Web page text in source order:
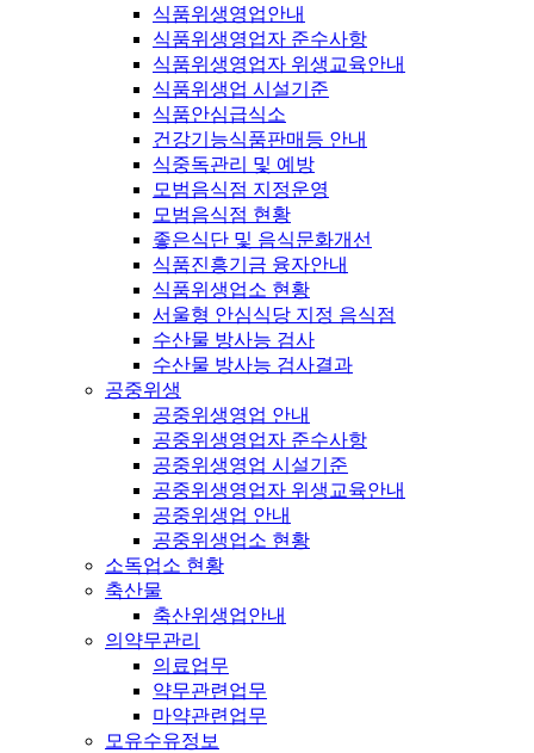
식품위생영업안내
식품위생영업자 준수사항
식품위생영업자 위생교육안내
식품위생업 시설기준
식품안심급식소
건강기능식품판매등 안내
식중독관리 및 예방
모범음식점 지정운영
모범음식점 현황
좋은식단 및 음식문화개선
식품진흥기금 융자안내
식품위생업소 현황
서울형 안심식당 지정 음식점
수산물 방사능 검사
수산물 방사능 검사결과
공중위생
공중위생영업 안내
공중위생영업자 준수사항
공중위생영업 시설기준
공중위생영업자 위생교육안내
공중위생업 안내
공중위생업소 현황
소독업소 현황
축산물
축산위생업안내
의약무관리
의료업무
약무관련업무
마약관련업무
모유수유정보